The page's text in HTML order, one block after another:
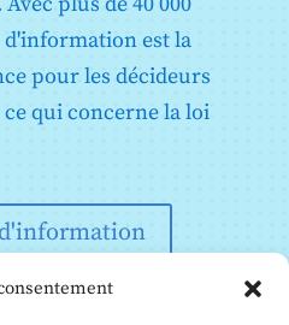
la sécurité et de la justice
technique visée à l'article
- Documentation technique
de modèles d'IA à usage
relatives à la transparence
d'IA à usage général aux
intègrent le modèle dans leur
désignation des modèles d'IA
est la
pour les décideurs
qui concerne la loi